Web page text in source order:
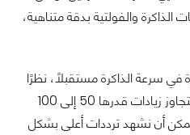
والفولتية بدقة متناهية،
في سرعة الذاكرة مستقبلًا، نظرًا
لأن الأرقام القياسية السابقة لم تتجاوز زيادات قدرها 50 إلى 100
أن نشهد ترددات أعلى بشكل